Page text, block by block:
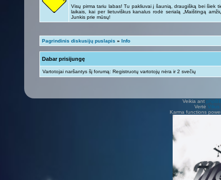
Visų pirma tariu labas! Tu pakliuvai į šaunią, draugišką bei šiek
laikais, kai per lietuviškus kanalus rodė serialą „Maištingą
Junkis prie mūsų!
Pagrindinis diskusijų puslapis » Info
Dabar prisijungę
Vartotojai naršantys šį forumą: Registruotų vartotojų nėra ir 2 svečių
Veikia ant
Vertė Vilius
Karma functions